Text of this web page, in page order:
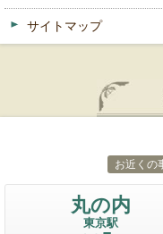
サイトマップ
お近くの
丸の内
東京駅